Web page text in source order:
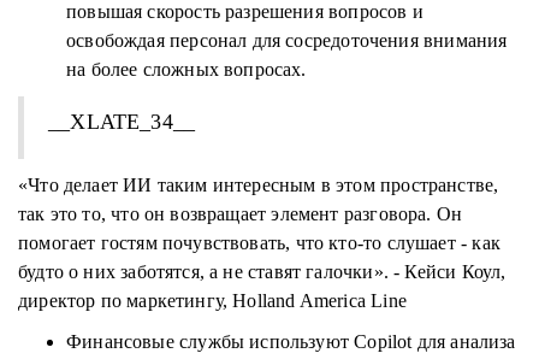
повышая скорость разрешения вопросов и
освобождая персонал для сосредоточения внимания
на более сложных вопросах.
__XLATE_34__
«Что делает ИИ таким интересным в этом пространстве,
так это то, что он возвращает элемент разговора. Он
помогает гостям почувствовать, что кто-то слушает - как
будто о них заботятся, а не ставят галочки». - Кейси Коул,
директор по маркетингу, Holland America Line
Финансовые службы используют Copilot для анализа